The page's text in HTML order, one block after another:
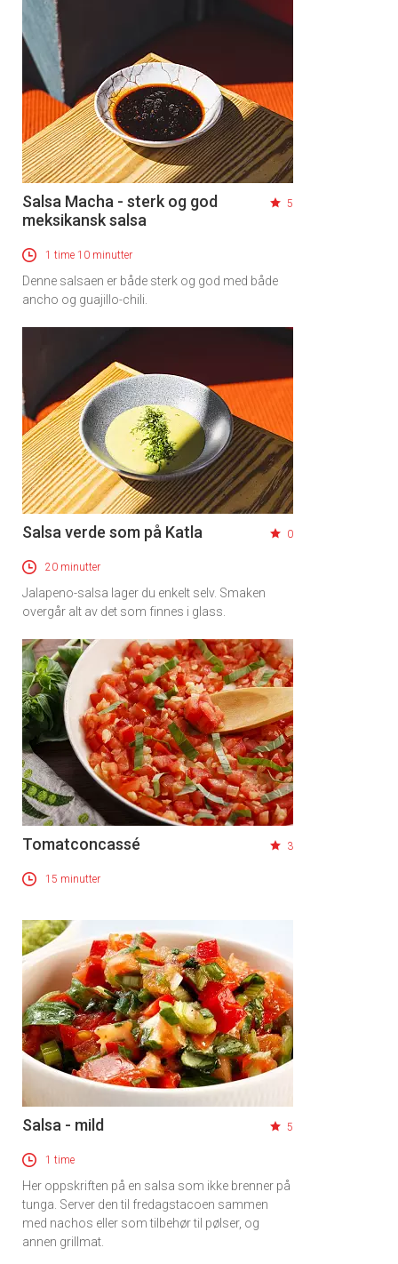
Salsa Macha - sterk og god
meksikansk salsa
5
1 time 10 minutter
Denne salsaen er både sterk og god med både
ancho og guajillo-chili.
Salsa verde som på Katla 0
20 minutter
Jalapeno-salsa lager du enkelt selv. Smaken
overgår alt av det som finnes i glass.
Tomatconcassé 3
15 minutter
Salsa - mild 5
1 time
Her oppskriften på en salsa som ikke brenner på
tunga. Server den til fredagstacoen sammen
med nachos eller som tilbehør til pølser, og
annen grillmat.